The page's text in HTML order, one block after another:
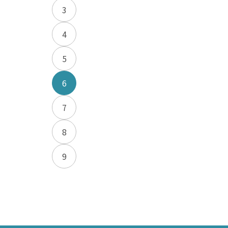
3
4
5
6
7
8
9